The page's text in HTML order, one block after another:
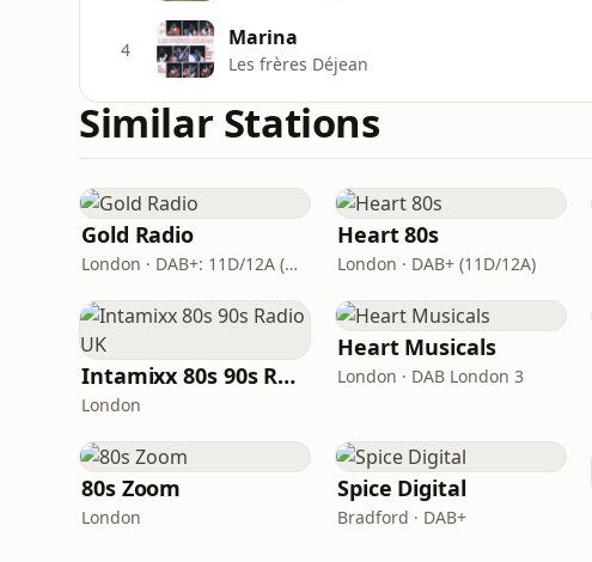
4 Marina
Les frères Déjean
Similar Stations
Gold Radio
London · DAB+: 11D/12A (UK)
Heart 80s
London · DAB+ (11D/12A)
Intamixx 80s 90s Radio UK
London
Heart Musicals
London · DAB London 3
80s Zoom
London
Spice Digital
Bradford · DAB+